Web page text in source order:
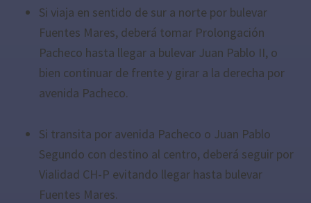
Si viaja en sentido de sur a norte por bulevar
Fuentes Mares, deberá tomar Prolongación
Pacheco hasta llegar a bulevar Juan Pablo II, o
bien continuar de frente y girar a la derecha por
avenida Pacheco.
Si transita por avenida Pacheco o Juan Pablo
Segundo con destino al centro, deberá seguir por
Vialidad CH-P evitando llegar hasta bulevar
Fuentes Mares.